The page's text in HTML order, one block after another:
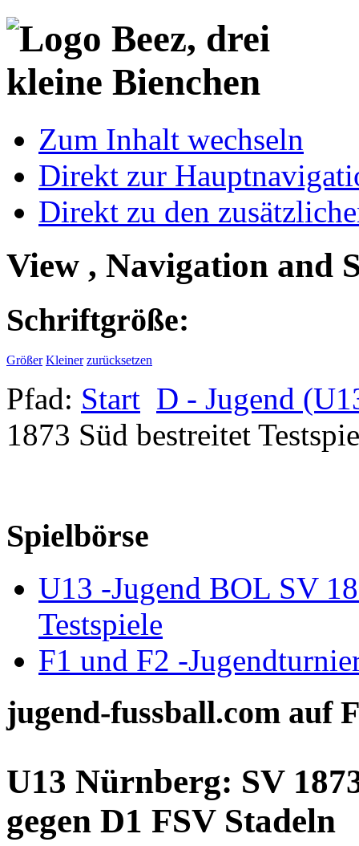
Zum Inhalt wechseln
Direkt zur
Direkt zu den
View , Navigation and
Schriftgröße:
Größer Kleiner zurücksetzen
Pfad: Start D - Jugend
1873 Süd bestreitet
Spielbörse
U13 -Jugend BOL SV
Testspiele
F1 und F2 -
jugend-fussball.com auf
U13 Nürnberg: SV
gegen D1 FSV Stadeln